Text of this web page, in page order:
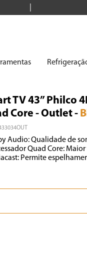
TV 43” Philco
Core - Outlet-
Audio: Qualidade de
Quad Core:
Permite